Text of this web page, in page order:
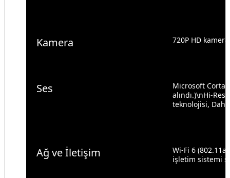
Kamera 720P HD kamera
Ses
Microsoft
alındı.)\nHi-
teknolojisi,
Ağ ve İletişim
Wi-Fi 6
işletim sistemi